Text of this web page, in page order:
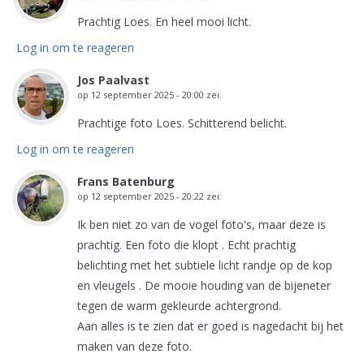
Prachtig Loes. En heel mooi licht.
Log in om te reageren
Jos Paalvast
op 12 september 2025 - 20:00 zei:
Prachtige foto Loes. Schitterend belicht.
Log in om te reageren
Frans Batenburg
op 12 september 2025 - 20:22 zei:
Ik ben niet zo van de vogel foto's, maar deze is
prachtig. Een foto die klopt . Echt prachtig
belichting met het subtiele licht randje op de kop
en vleugels . De mooie houding van de bijeneter
tegen de warm gekleurde achtergrond.
Aan alles is te zien dat er goed is nagedacht bij het
maken van deze foto.